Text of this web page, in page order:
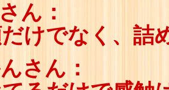
ん：
けでなく、詰
さん：